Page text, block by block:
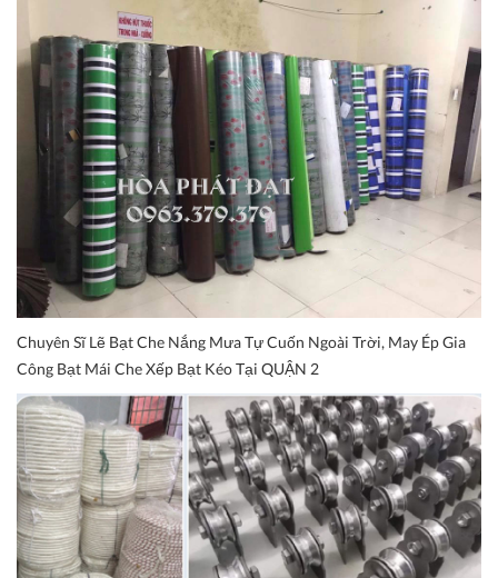
Chuyên Sĩ Lẽ Bạt Che Nắng Mưa Tự Cuốn Ngoài Trời, May Ép Gia
Công Bạt Mái Che Xếp Bạt Kéo Tại QUẬN 2